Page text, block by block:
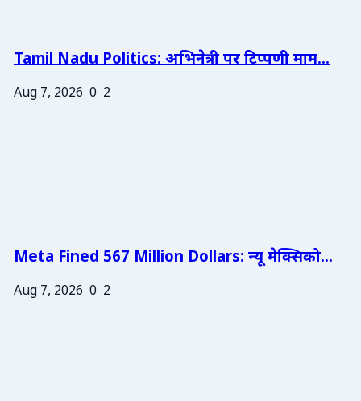
Tamil Nadu Politics: अभिनेत्री पर टिप्पणी माम...
Aug 7, 2026 0 2
Meta Fined 567 Million Dollars: न्यू मेक्सिको...
Aug 7, 2026 0 2